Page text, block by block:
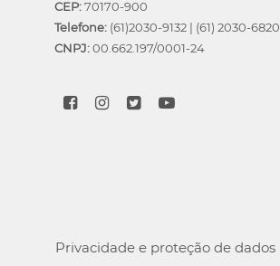
CEP:70170-900
Telefone: (61)2030-9132 | (61) 2030-6820
CNPJ:00.662.197/0001-24
Privacidade e proteção de dados